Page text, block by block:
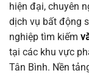
hiện đại, chuyên
dịch vụ bất động
nghiệp tìm kiếm
tại các khu vực
Tân Bình. Nền